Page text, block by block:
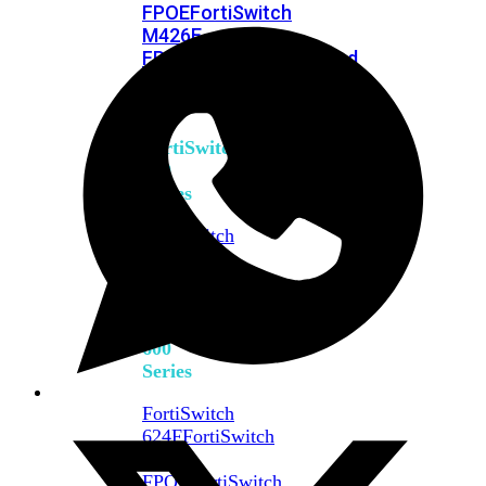
FPOEFortiSwitch
M426E-
FPOE
FortiSwitchRugged
FortiSwitch
500
Series
FortiSwitch
600
Series
FortiSwitch
624FFortiSwitch
FPOE
FortiSwitch